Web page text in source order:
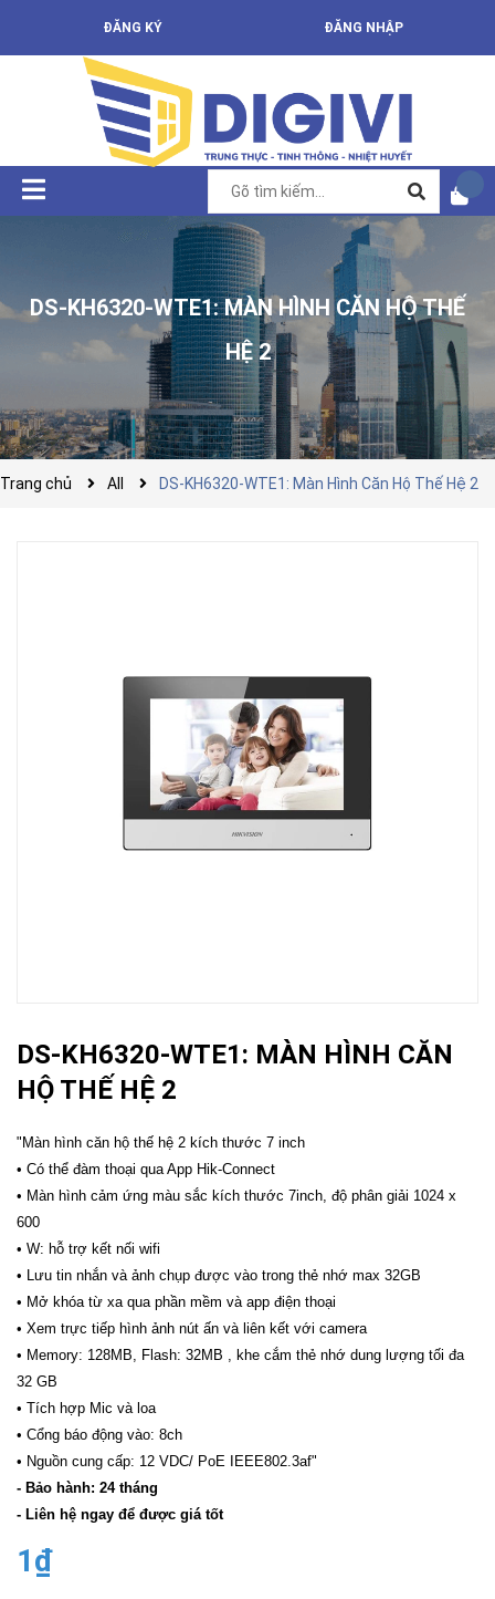
ĐĂNG KÝ ĐĂNG NHẬP
DS-KH6320-WTE1: MÀN HÌNH CĂN HỘ THẾ
HỆ 2
Trang chủ All DS-KH6320-WTE1: Màn Hình Căn Hộ Thế Hệ 2
DS-KH6320-WTE1: MÀN HÌNH CĂN
HỘ THẾ HỆ 2
"Màn hình căn hộ thế hệ 2 kích thước 7 inch
• Có thể đàm thoại qua App Hik-Connect
• Màn hình cảm ứng màu sắc kích thước 7inch, độ phân giải 1024 x
600
• W: hỗ trợ kết nối wifi
• Lưu tin nhắn và ảnh chụp được vào trong thẻ nhớ max 32GB
• Mở khóa từ xa qua phần mềm và app điện thoại
• Xem trực tiếp hình ảnh nút ấn và liên kết với camera
• Memory: 128MB, Flash: 32MB , khe cắm thẻ nhớ dung lượng tối đa
32 GB
• Tích hợp Mic và loa
• Cổng báo động vào: 8ch
• Nguồn cung cấp: 12 VDC/ PoE IEEE802.3af"
- Bảo hành: 24 tháng
- Liên hệ ngay để được giá tốt
1₫